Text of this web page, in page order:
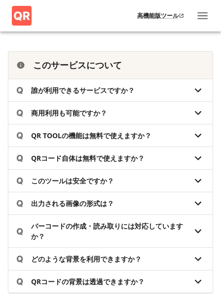
高機能版ツール
このサービスについて
Q 誰が利用できるサービスですか？
Q 商用利用も可能ですか？
Q QR TOOLの機能は無料で使えますか？
Q QRコード自体は無料で使えますか？
Q このツールは安全ですか？
Q 出力される画像の形式は？
Q
バーコードの作成・読み取りには対応しています
か？
Q どのような背景を利用できますか？
Q QRコードの背景は透過できますか？